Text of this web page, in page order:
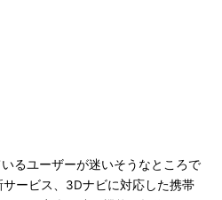
るユーザーが迷いそうなところで
ービス、3Dナビに対応した携帯